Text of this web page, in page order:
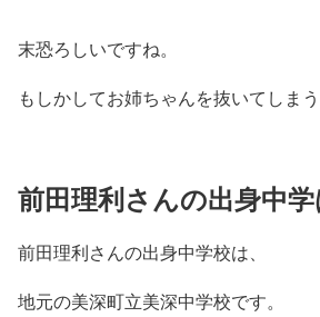
末恐ろしいですね。
もしかしてお姉ちゃんを抜いてしまう
前田理利さんの出身中学
前田理利さんの出身中学校は、
地元の美深町立美深中学校です。